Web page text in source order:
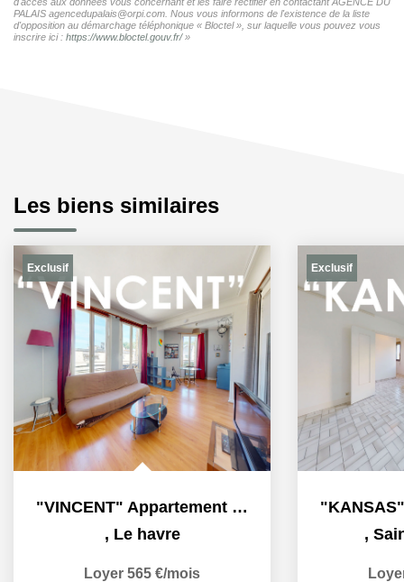
PALAIS agencedupalais@orpi.com. Nous vous informons de l'existence de la liste
d'opposition au démarchage téléphonique « Bloctel », sur laquelle vous pouvez vous
inscrire ici : https://www.bloctel.gouv.fr/»
Les biens similaires
Exclusif
"KANSAS" Appartement F1 à louer en exclusivité à Sainte...
Sainte adresse
Loyer 495 €/mois
Exclusif
,